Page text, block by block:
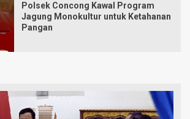
Polsek Concong Kawal Program
Jagung Monokultur untuk Ketahanan
Pangan